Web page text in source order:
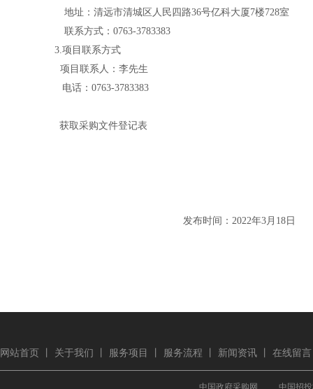
地址：清远市清城区人民四路36号亿科大厦7楼728室
联系方式： 0763-3783383
3.项目联系方式
项目联系人： 李先生
电话： 0763-3783383
获取采购文件登记表
发布时间： 2022年3月 18 日
网站首页 关于我们 服务项目 服务流程 新闻资讯 在线留言